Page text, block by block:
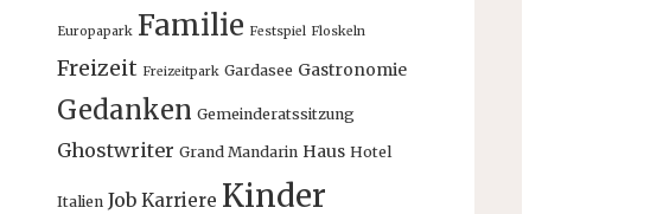
Europapark Familie Festspiel Floskeln
Freizeit Freizeitpark Gardasee Gastronomie
Gedanken Gemeinderatssitzung
Ghostwriter Grand Mandarin Haus Hotel
Italien Job Karriere Kinder